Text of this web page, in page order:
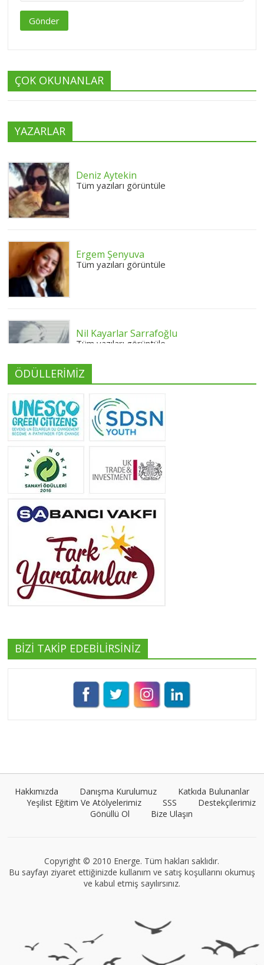
Gönder
ÇOK OKUNANLAR
YAZARLAR
Deniz Aytekin
Tüm yazıları görüntüle
Ergem Şenyuva
Tüm yazıları görüntüle
Nil Kayarlar Sarrafoğlu
Tüm yazıları görüntüle
Yeliz Yılmaz
Tüm yazıları görüntüle
Yeşilist
Tüm yazıları görüntüle
Pınar Demirkan
Tüm yazıları görüntüle
ÖDÜLLERİMİZ
BİZİ TAKİP EDEBİLİRSİNİZ
Hakkımızda Danışma Kurulumuz
Katkıda Bulunanlar
Yeşilist Eğitim Ve Atölyelerimiz
SSS
Destekçilerimiz
Gönüllü Ol
Bize Ulaşın
Copyright © 2010 Energe. Tüm hakları saklıdır.
Bu sayfayı ziyaret ettiğinizde kullanım ve satış koşullarını okumuş
ve kabul etmiş sayılırsınız.